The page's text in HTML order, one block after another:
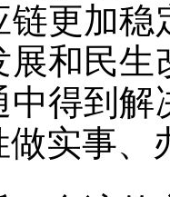
更加
和民
得到
实事、